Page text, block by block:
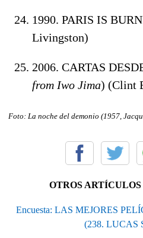
1990. PARIS IS
Livingston)
2006. CARTAS
from Iwo Jima) (Clint
Foto: La noche del demonio (1957,
OTROS
Encuesta: LAS MEJORES
(238. LUCAS